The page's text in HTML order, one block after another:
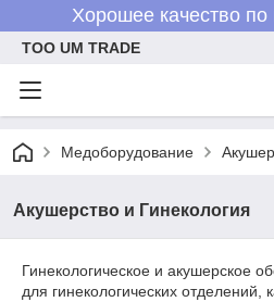
Хорошее качество
ТОО UM TRADE
Медоборудование
Акушерство и Гинекология
Гинекологическое и акушерское
для гинекологических отделений,